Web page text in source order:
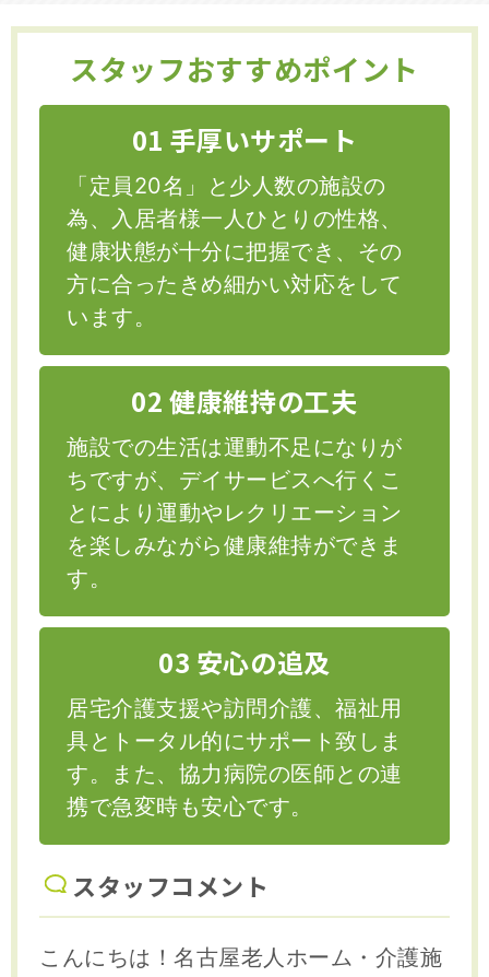
スタッフおすすめポイント
01 手厚いサポート
「定員20名」と少人数の施設の
為、入居者様一人ひとりの性格、
健康状態が十分に把握でき、その
方に合ったきめ細かい対応をして
います。
02 健康維持の工夫
施設での生活は運動不足になりが
ちですが、デイサービスへ行くこ
とにより運動やレクリエーション
を楽しみながら健康維持ができま
す。
03 安心の追及
居宅介護支援や訪問介護、福祉用
具とトータル的にサポート致しま
す。また、協力病院の医師との連
携で急変時も安心です。
スタッフコメント
こんにちは！名古屋老人ホーム・介護施